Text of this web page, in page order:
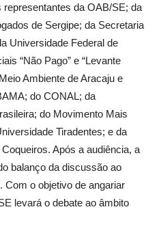
da OAB/SE; da
de Sergipe; da Secretaria
Universidade Federal de
“Não Pago” e “Levante
Ambiente de Aracaju e
do CONAL; da
do Movimento Mais
Tiradentes; e da
Após a audiência, a
balanço da discussão ao
Com o objetivo de angariar
levará o debate ao âmbito